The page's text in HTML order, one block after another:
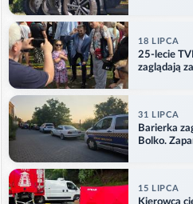
18 LIPCA
25-lecie
zaglądają
31 LIPCA
Barierka
Bolko.
15 LIPCA